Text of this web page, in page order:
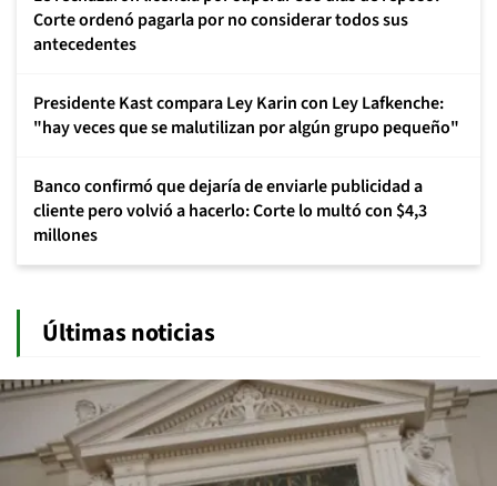
Corte ordenó pagarla por no considerar todos sus
antecedentes
Presidente Kast compara Ley Karin con Ley Lafkenche:
"hay veces que se malutilizan por algún grupo pequeño"
Banco confirmó que dejaría de enviarle publicidad a
cliente pero volvió a hacerlo: Corte lo multó con $4,3
millones
Últimas noticias